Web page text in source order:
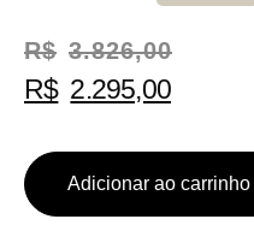
R$ 3.826,00
R$ 2.295,00
Adicionar ao carrinho